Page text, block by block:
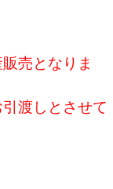
売となりま
渡しとさせて